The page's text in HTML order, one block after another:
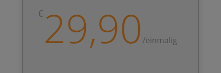
€ 29,90/einmalig